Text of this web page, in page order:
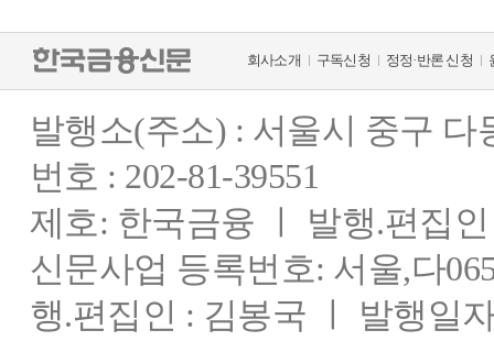
회사소개 구독신청 정정·반론 신청
발행소(주소) : 서울시 중구
번호 : 202-81-39551
제호: 한국금융 ㅣ 발행.편집
신문사업 등록번호: 서울,다
행.편집인 : 김봉국 ㅣ 발행일